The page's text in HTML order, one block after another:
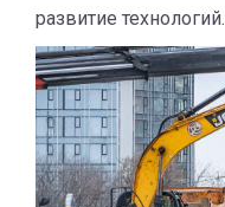
развитие технологий.